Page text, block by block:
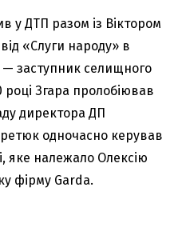
у ДТП разом із Віктором
«Слуги народу» в
заступник селищного
Згара пролобіював
директора ДП
одночасно керував
яке належало Олексію
фірму Garda.